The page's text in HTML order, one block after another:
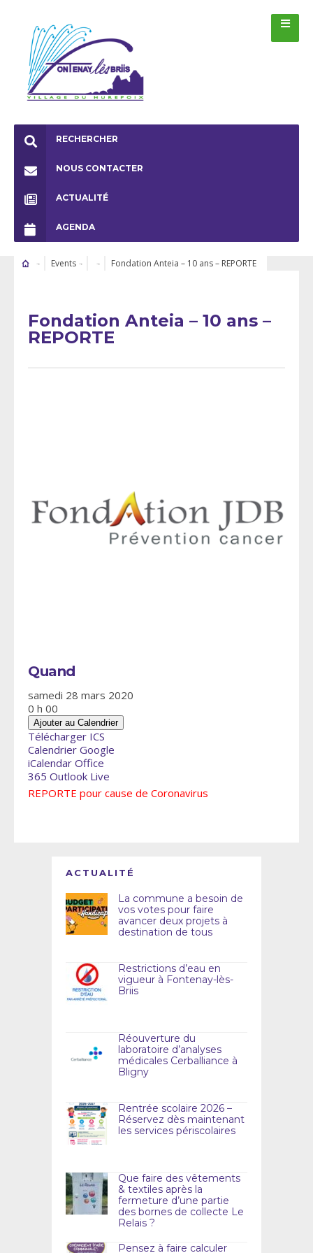
RECHERCHER
NOUS CONTACTER
ACTUALITÉ
AGENDA
Events Fondation Anteia – 10 ans – REPORTE
Fondation Anteia – 10 ans –
REPORTE
Quand
samedi 28 mars 2020
0 h 00
Ajouter au Calendrier
Télécharger ICS
Calendrier Google
iCalendar Office
365 Outlook Live
REPORTE pour cause de Coronavirus
ACTUALITÉ
La commune a besoin de
vos votes pour faire
avancer deux projets à
destination de tous
Restrictions d’eau en
vigueur à Fontenay-lès-
Briis
Réouverture du
laboratoire d’analyses
médicales Cerballiance à
Bligny
Rentrée scolaire 2026 –
Réservez dès maintenant
les services périscolaires
Que faire des vêtements
& textiles après la
fermeture d’une partie
des bornes de collecte Le
Relais ?
Pensez à faire calculer